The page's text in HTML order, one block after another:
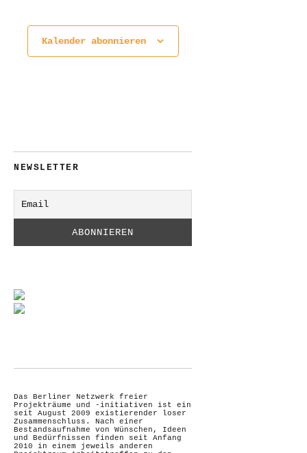
Kalender abonnieren
NEWSLETTER
Das Berliner Netzwerk freier
Projekträume und -initiativen ist ein
seit August 2009 existierender loser
Zusammenschluss. Nach einer
Bestandsaufnahme von Wünschen, Ideen
und Bedürfnissen finden seit Anfang
2010 in einem jeweils anderen